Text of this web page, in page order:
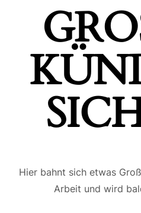
ICH
Hier bahnt sich etwas
Arbeit und wird